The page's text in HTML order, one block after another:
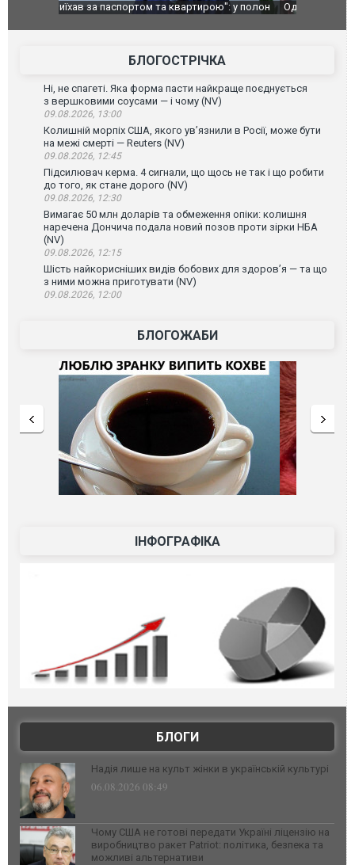
Одесу накрила потужна злива з градом та
Вже
БЛОГОСТРІЧКА
Ні, не спагеті. Яка форма пасти найкраще поєднується
з вершковими соусами — і чому (NV)
09.08.2026, 13:00
Колишній морпіх США, якого ув’язнили в Росії, може бути
на межі смерті — Reuters (NV)
09.08.2026, 12:45
Підсилювач керма. 4 сигнали, що щось не так і що робити
до того, як стане дорого (NV)
09.08.2026, 12:30
Вимагає 50 млн доларів та обмеження опіки: колишня
наречена Дончича подала новий позов проти зірки НБА
(NV)
09.08.2026, 12:15
Шість найкорисніших видів бобових для здоров’я — та що
з ними можна приготувати (NV)
09.08.2026, 12:00
БЛОГОЖАБИ
ІНФОГРАФІКА
БЛОГИ
Надія лише на культ жінки в українській культурі
06.08.2026 08:49
Чому США не готові передати Україні ліцензію на
виробництво ракет Patriot: політика, безпека та
можливі альтернативи